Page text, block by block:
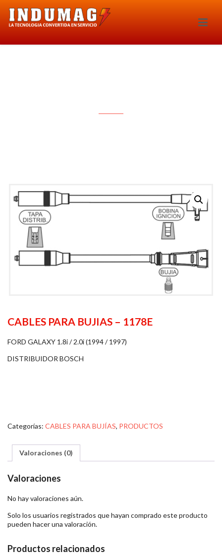
CABLES PARA BUJIAS – 1178E
FORD GALAXY 1.8i / 2.0i (1994 / 1997)
DISTRIBUIDOR BOSCH
Categorías: CABLES PARA BUJÍAS, PRODUCTOS
Valoraciones (0)
Valoraciones
No hay valoraciones aún.
Solo los usuarios registrados que hayan comprado este producto
pueden hacer una valoración.
Productos relacionados